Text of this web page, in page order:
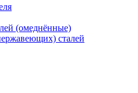
(омеднённые)
сталей